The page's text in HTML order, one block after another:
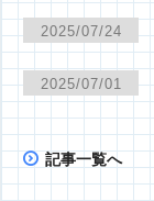
2025/07/24
2025/07/01
記事一覧へ